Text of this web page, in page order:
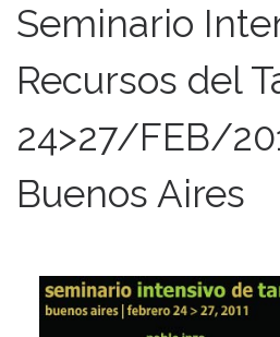
Seminario
Recursos del
24>27/FEB/
Buenos Aires